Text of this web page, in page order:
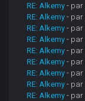
RE: Alkemy - par
RE: Alkemy - par
RE: Alkemy - par
RE: Alkemy - par
RE: Alkemy - par
RE: Alkemy - par
RE: Alkemy - par
RE: Alkemy - par
RE: Alkemy - par